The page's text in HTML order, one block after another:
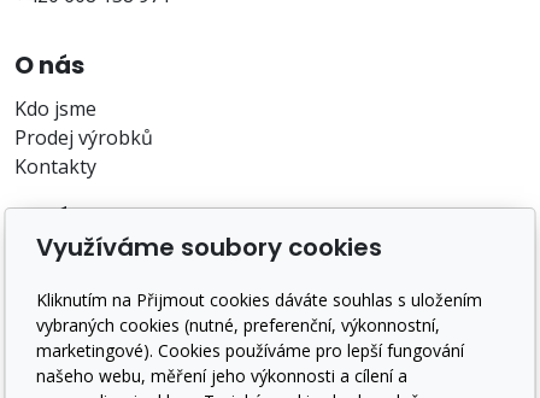
O nás
Kdo jsme
Prodej výrobků
Kontakty
O nákupu
Záruka a reklamace
Doprava a platba
Obchodní podmínky
GDPR
Využíváme soubory cookies
Kliknutím na Přijmout cookies dáváte souhlas s uložením
vybraných cookies (nutné, preferenční, výkonnostní,
marketingové). Cookies používáme pro lepší fungování
našeho webu, měření jeho výkonnosti a cílení a